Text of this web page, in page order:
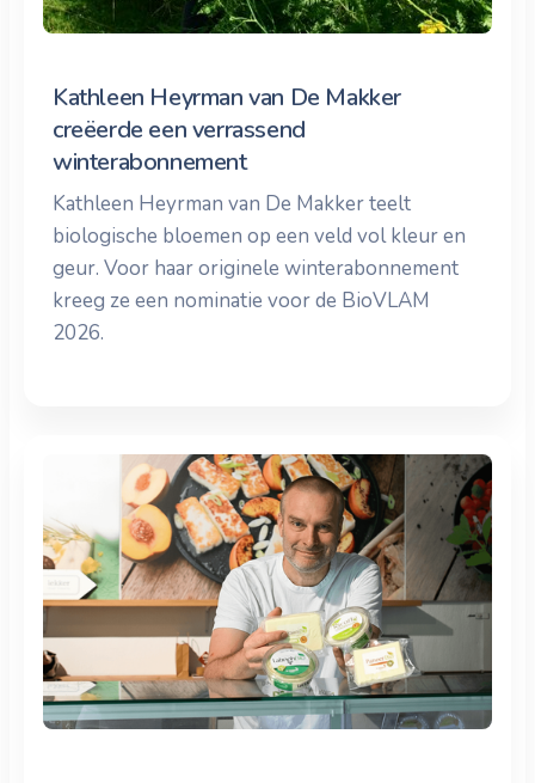
Kathleen Heyrman van De Makker
creëerde een verrassend
winterabonnement
Kathleen Heyrman van De Makker teelt
biologische bloemen op een veld vol kleur en
geur. Voor haar originele winterabonnement
kreeg ze een nominatie voor de BioVLAM
2026.